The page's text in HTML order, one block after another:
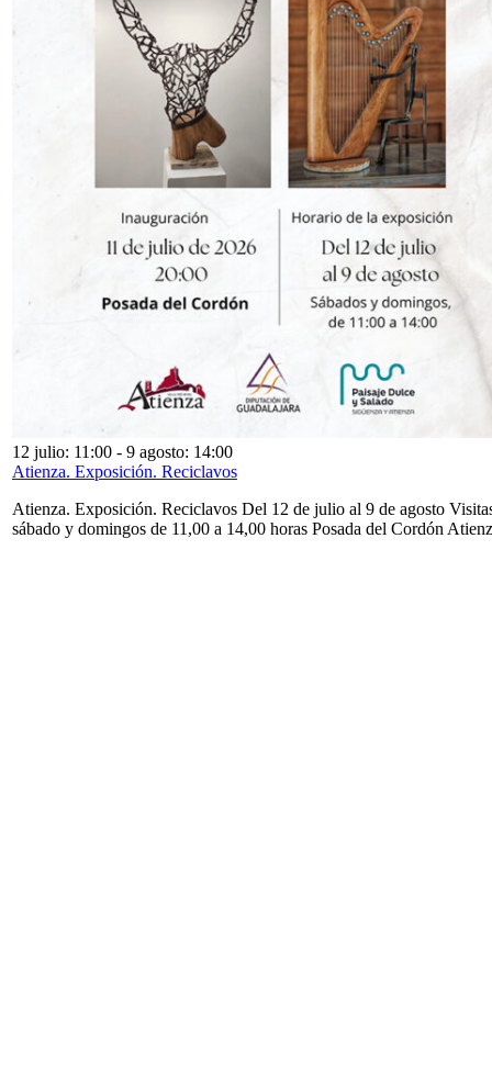
12 julio: 11:00 - 9 agosto: 14:00
Atienza. Exposición. Reciclavos
Atienza. Exposición. Reciclavos Del 12 de julio al 9 de agosto
sábado y domingos de 11,00 a 14,00 horas Posada del Cordón